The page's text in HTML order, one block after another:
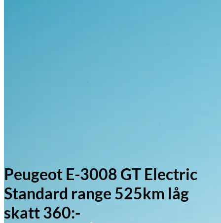
Peugeot E-3008 GT Electric
Standard range 525km låg
skatt 360:-